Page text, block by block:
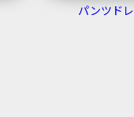
パンツド